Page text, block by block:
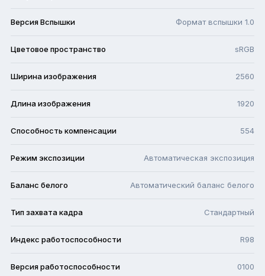
Версия Вспышки Формат вспышки 1.0
Цветовое пространство sRGB
Ширина изображения 2560
Длина изображения 1920
Способность компенсации 554
Режим экспозиции Автоматическая экспозиция
Баланс белого Автоматический баланс белого
Тип захвата кадра Стандартный
Индекс работоспособности R98
Версия работоспособности 0100